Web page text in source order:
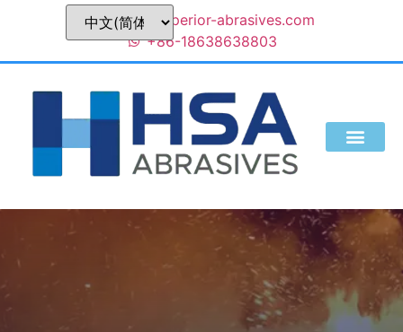
sales@superior-abrasives.com
+86-18638638803